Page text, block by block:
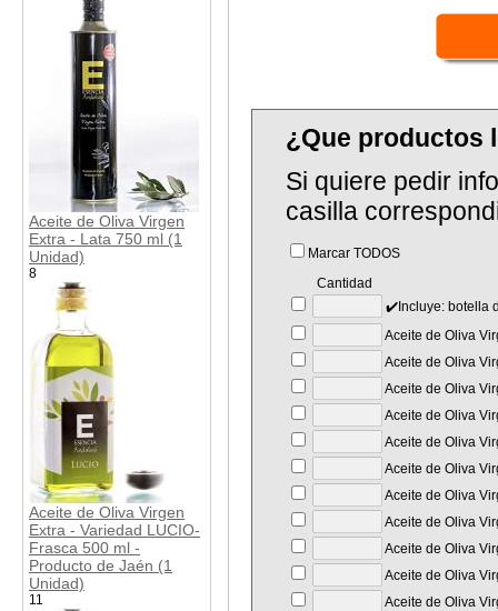
Aceite de Oliva Virgen
Extra - Lata 750 ml (1
Unidad)
8
Aceite de Oliva Virgen
Extra - Variedad LUCIO-
Frasca 500 ml -
Producto de Jaén (1
Unidad)
11
¿Que productos
Si quiere pedir
casilla
Marcar TODOS
Cantidad
✔️Incluye: botella
Aceite de Oliva
Aceite de Oliva
Aceite de Oliva
Aceite de Oliva
Aceite de Oliva
Aceite de Oliva
Aceite de Oliva
Aceite de Oliva
Aceite de Oliva
Aceite de Oliva
Aceite de Oliva